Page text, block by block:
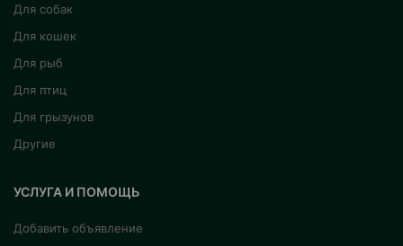
Для собак
Для кошек
Для рыб
Для птиц
Для грызунов
Другие
УСЛУГА И ПОМОЩЬ
Добавить объявление